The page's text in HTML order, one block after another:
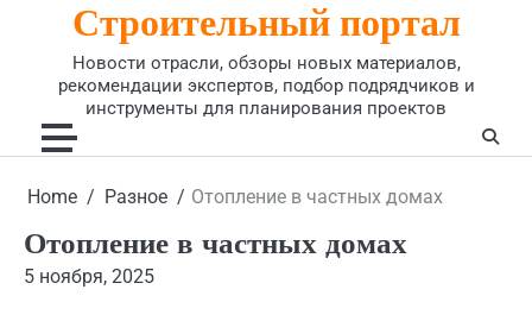
Строительный портал
Новости отрасли, обзоры новых материалов,
рекомендации экспертов, подбор подрядчиков и
инструменты для планирования проектов
Home Разное Отопление в частных домах
Отопление в частных домах
5 ноября, 2025